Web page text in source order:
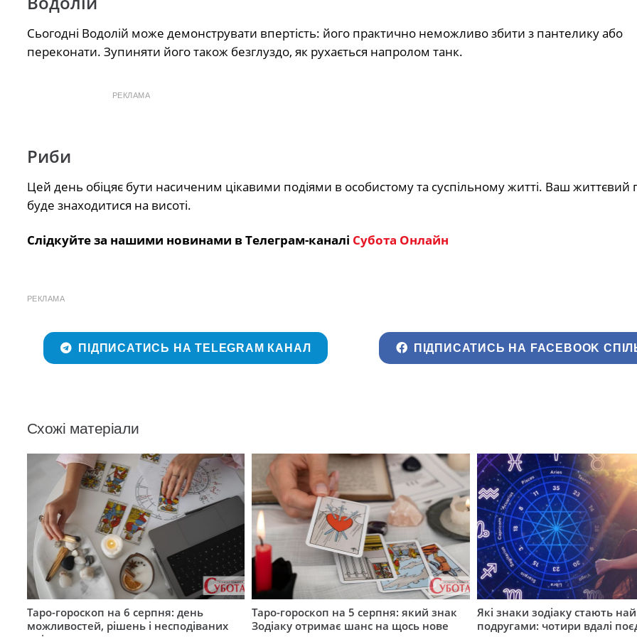
Сьогодні Водолій може демонструвати впертість: його практично неможливо збити з пантелику або
переконати. Зупиняти його також безглуздо, як рухається напролом танк.
РЕКЛАМА
Риби
Цей день обіцяє бути насиченим цікавими подіями в особистому та суспільному житті. Ваш життєвий
буде знаходитися на висоті.
Слідкуйте за нашими новинами в Телеграм-каналі Субота Онлайн
РЕКЛАМА
ПІДПИСАТИСЬ НА TELEGRAM КАНАЛ ПІДПИСАТИСЬ НА FACEBOOK
Схожі матеріали
Таро-гороскоп на 6 серпня: день
можливостей, рішень і несподіваних
Таро-гороскоп на 5 серпня: який знак
Зодіаку отримає шанс на щось нове
Які знаки зодіаку стають
подругами: чотири вдалі